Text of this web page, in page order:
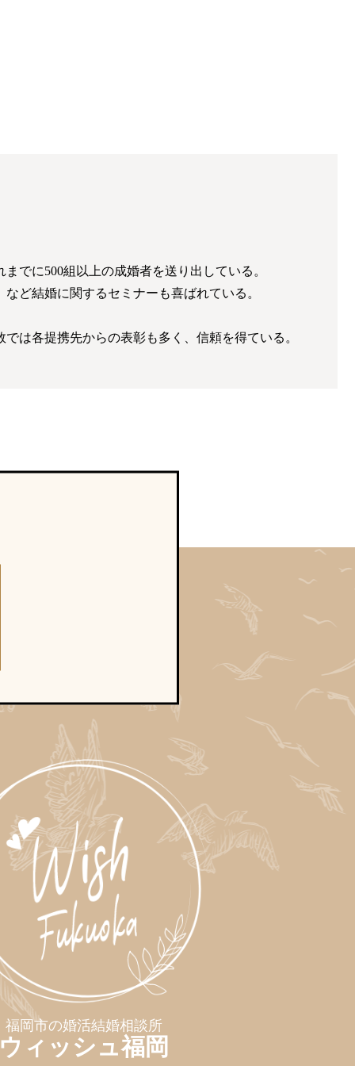
でに500組以上の成婚者を送り出している。
ど結婚に関するセミナーも喜ばれている。
は各提携先からの表彰も多く、信頼を得ている。
福岡市の婚活結婚相談所
ウィッシュ福岡